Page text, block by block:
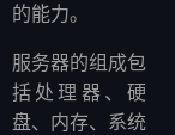
的能力。
服务器的组成包
括处理器、硬
盘、内存、系统